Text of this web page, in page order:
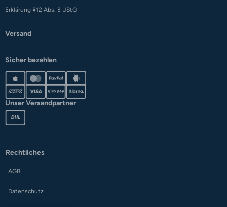
Erklärung §12 Abs. 3 UStG
Versand
Sicher bezahlen
Unser Versandpartner
Rechtliches
AGB
Datenschutz